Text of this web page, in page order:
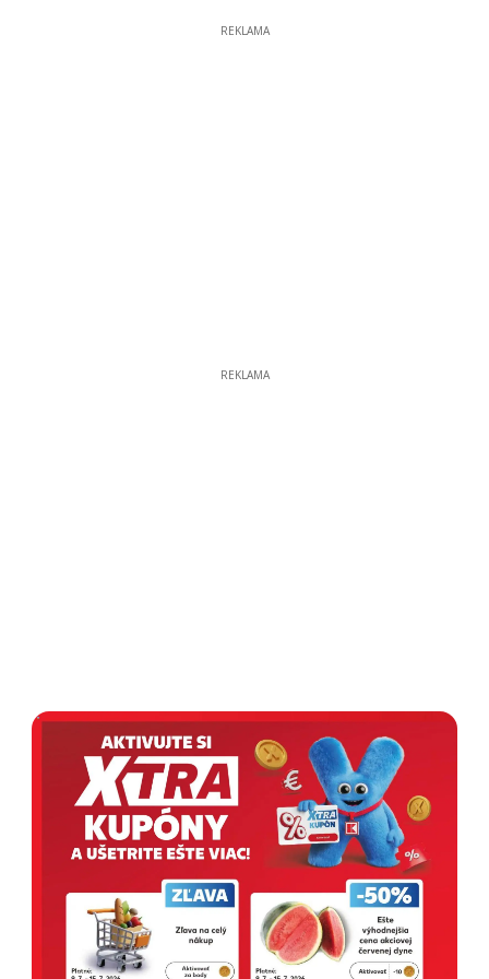
REKLAMA
REKLAMA